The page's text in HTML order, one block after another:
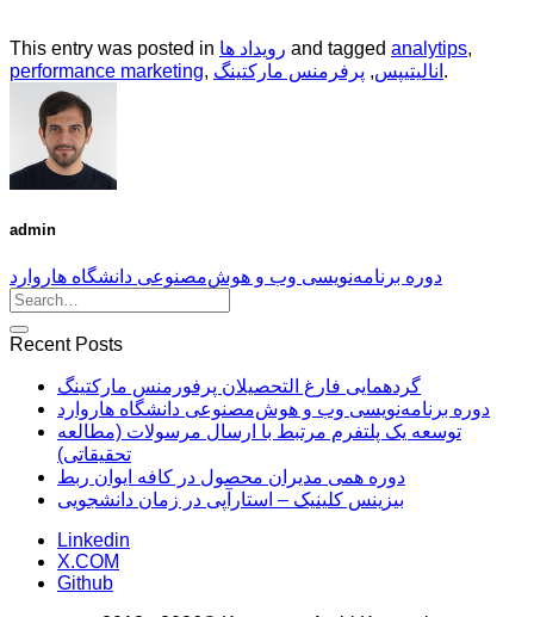
This entry was posted in رویداد ها and tagged analytips,
performance marketing, انالیتیپس, پرفرمنس مارکتینگ .
admin
دوره برنامه‌نویسی وب و هوش‌مصنوعی دانشگاه هاروارد
Recent Posts
گردهمایی فارغ التحصیلان پرفورمنس مارکتینگ
دوره برنامه‌نویسی وب و هوش‌مصنوعی دانشگاه هاروارد
توسعه یک پلتفرم مرتبط با ارسال مرسولات (مطالعه
تحقیقاتی)
دوره همی مدیران محصول در کافه ایوان ربط
بیزینس کلینیک – استارآپی در زمان دانشجویی
Linkedin
X.COM
Github